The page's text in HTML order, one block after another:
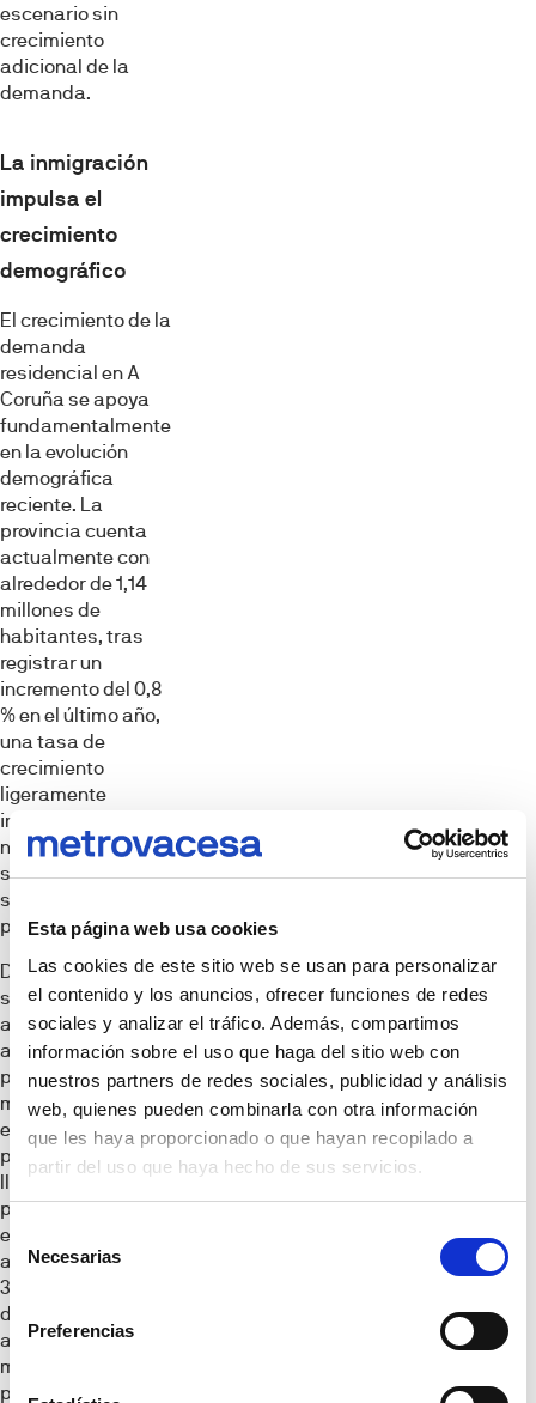
Esta página web usa cookies
Las cookies de este sitio web se usan para personalizar
el contenido y los anuncios, ofrecer funciones de redes
sociales y analizar el tráfico. Además, compartimos
información sobre el uso que haga del sitio web con
nuestros partners de redes sociales, publicidad y análisis
web, quienes pueden combinarla con otra información
que les haya proporcionado o que hayan recopilado a
partir del uso que haya hecho de sus servicios.
Selección
de
consentimiento
Necesarias
Preferencias
escenario sin
crecimiento
adicional de la
demanda.
La inmigración
impulsa el
crecimiento
demográfico
El crecimiento de la
demanda
residencial en A
Coruña se apoya
fundamentalmente
en la evolución
demográfica
reciente. La
provincia cuenta
actualmente con
alrededor de 1,14
millones de
habitantes, tras
registrar un
incremento del 0,8
% en el último año,
una tasa de
crecimiento
ligeramente
inferior a la media
nacional, aunque
sostenida por el
saldo migratorio
positivo.
Desde 2021, el
saldo migratorio
acumulado
asciende a 44.600
personas. La
mayor parte de
este crecimiento
procede de la
llegada de
población
extranjera, que ha
aumentado en
39.591 residentes
durante el periodo
analizado,
mientras que la
población de